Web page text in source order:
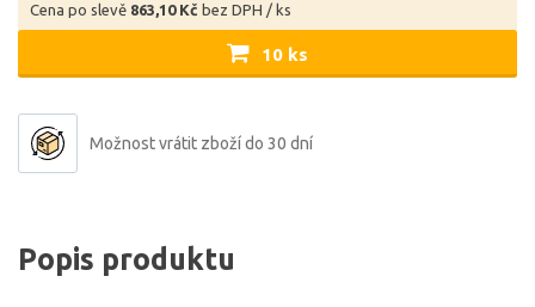
Cena po slevě 863,10 Kč bez DPH / ks
10 ks
Možnost vrátit zboží do 30 dní
Popis produktu